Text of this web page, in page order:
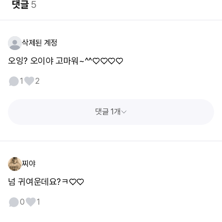
댓글5
삭제된 계정
오잉? 오이야 고마워~^^♡♡♡♡
1 2
댓글 1개
찌야
넘 귀여운데요?ㅋ♡♡
0 1